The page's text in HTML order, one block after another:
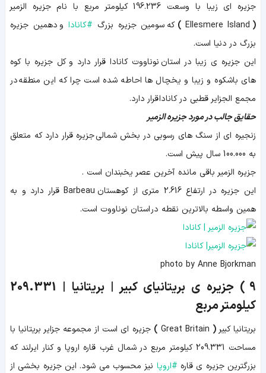
جزیره ای زیبا با وسعت 196.236 کیلومتر مربع با نام جزیره الزمیر
(
Ellesmere Island
) که سومین جزیره بزرگ #کاناداو دهمین جزیره
بزرگ در دنیا است.
این جزیره ی زیبا در استان نوناووت کانادا قرار دارد و کل جزیره با کوه
های باشکوه و زیبا و یخچال ها احاطه شده است چرا که این منطقه در
مجمع الجزایر قطبی در کانادا قرار دارد.
حقایق جالب در مورد جزیره الزمیر
زنجیره ای از سنگ های رسوبی در بخش شمالی جزیره قرار دارد که متعلق
به 100.000 سال پیش است.
جزیره الزمیر باقی مانده آخرین عصر یخبندان است .
این جزیره در ارتفاع 2.616 متری از کوهستان Barbeau قرار دارد و به
همین واسطه بالاترین نقطه در استان نوناووت است.
photo by Anne Bjorkman
9 ) جزیره ی بریتانیای کبیر | بریتانیا | 209.331
کیلومتر مربع
بریتانیا کبیر(
Great Britain
) جزیره ای است از مجموعه جزایر بریتانیا با
مساحت 209.331 کیلومتر مربع در شمال غرب قاره اروپا و کنار ایرلند که
بزرگترین جزیره ی قاره #اروپا نیز محسوب می شود. این جزیره بخشی از